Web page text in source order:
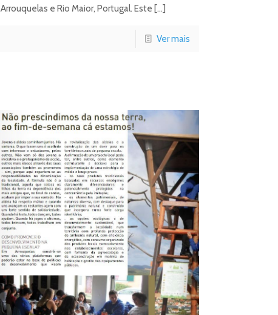
Arrouquelas e Rio Maior, Portugal. Este […]
Ver mais